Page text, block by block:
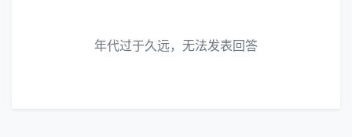
年代过于久远，无法发表回答